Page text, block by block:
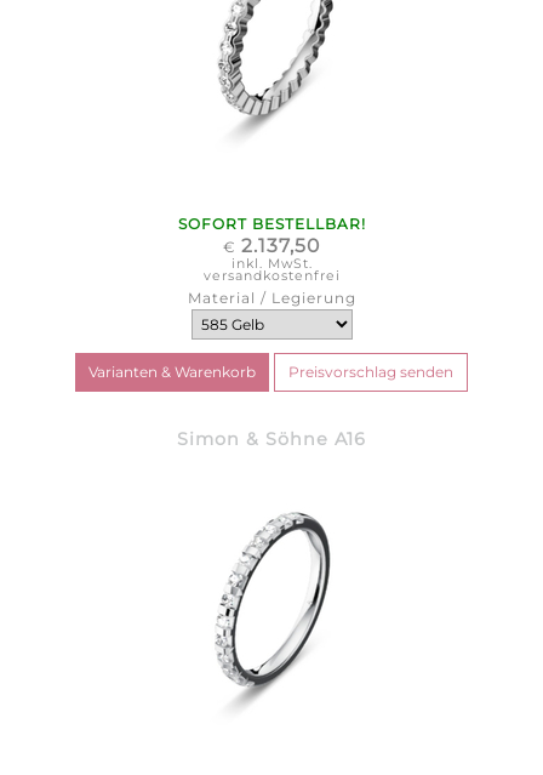
SOFORT BESTELLBAR!
€ 2.137,50
inkl. MwSt.
versandkostenfrei
Material / Legierung
Simon & Söhne A16